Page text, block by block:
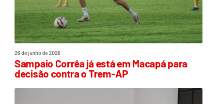
26 de junho de 2026
Sampaio Corrêa já está em Macapá para
decisão contra o Trem-AP